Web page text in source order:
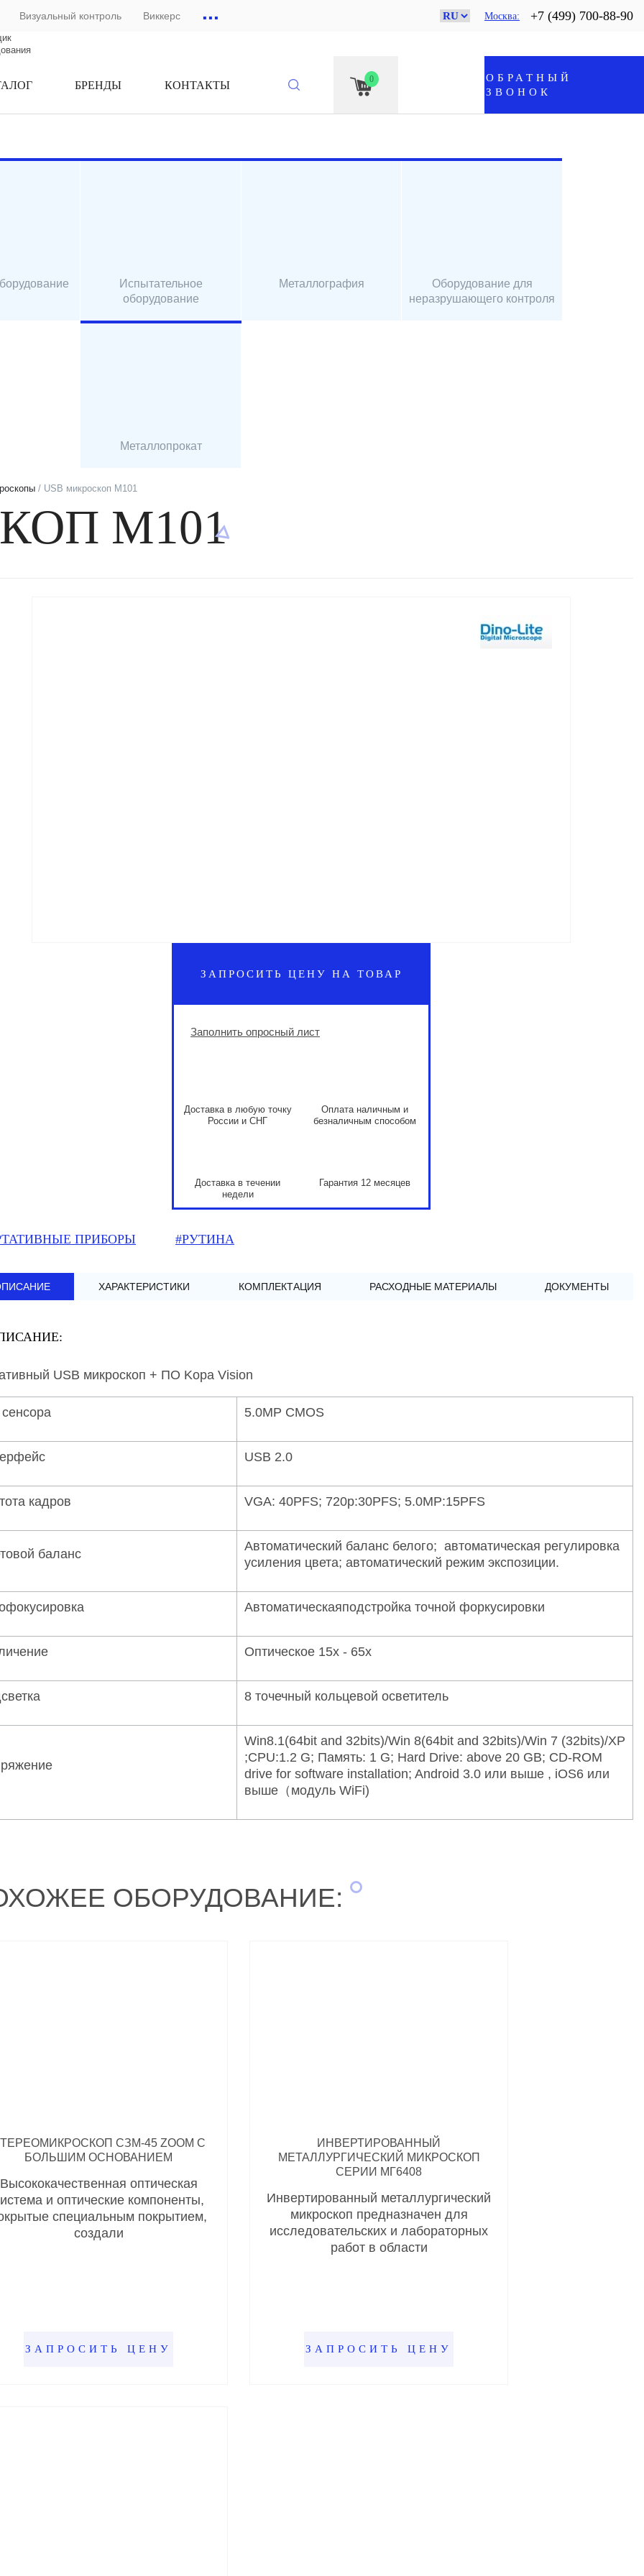
Визуальный контроль Виккерс ... Москва +7 (499) 700-88-90
БРЕНДЫ КОНТАКТЫ 0
ОБРАТНЫЙ
ЗВОНОК
Испытательное
оборудование
Металлография
Оборудование для
неразрушающего контроля
Металлопрокат
/ USB микроскоп M101
M101
ЗАПРОСИТЬ ЦЕНУ НА ТОВАР
Заполнить опросный лист
Доставка в любую точку
России и СНГ
Оплата наличным и
безналичным способом
Доставка в течении
недели
Гарантия 12 месяцев
ПРИБОРЫ #РУТИНА
ХАРАКТЕРИСТИКИ КОМПЛЕКТАЦИЯ РАСХОДНЫЕ МАТЕРИАЛЫ ДОКУМЕНТЫ
USB микроскоп + ПО Kopa Vision
5.0MP CMOS
USB 2.0
кадров VGA: 40PFS; 720p:30PFS; 5.0MP:15PFS
баланс
Автоматический баланс белого; автоматическая регулировка
усиления цвета; автоматический режим экспозиции.
Автоматическаяподстройка точной форкусировки
Оптическое 15х - 65х
8 точечный кольцевой осветитель
Win8.1(64bit and 32bits)/Win 8(64bit and 32bits)/Win 7 (32bits)/XP
;CPU:1.2 G; Память: 1 G; Hard Drive: above 20 GB; CD-ROM
drive for software installation; Android 3.0 или выше , iOS6 или
выше（модуль WiFi)
ОБОРУДОВАНИЕ:
СЗМ-45 ZOOM С
БОЛЬШИМ ОСНОВАНИЕМ
Высококачественная оптическая
и оптические компоненты,
специальным покрытием,
создали
ЗАПРОСИТЬ ЦЕНУ
ИНВЕРТИРОВАННЫЙ
МЕТАЛЛУРГИЧЕСКИЙ МИКРОСКОП
СЕРИИ МГ6408
Инвертированный металлургический
микроскоп предназначен для
исследовательских и лабораторных
работ в области
ЗАПРОСИТЬ ЦЕНУ